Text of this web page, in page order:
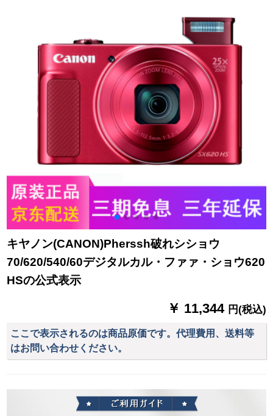
キヤノン(CANON)Pherssh破れシショウ
70/620/540/60デジタルカル・ファァ・ショウ620
HSの公式表示
￥ 11,344 円(税込)
ここで表示されるのは商品原価です。代理費用、送料等
はお問い合わせください。